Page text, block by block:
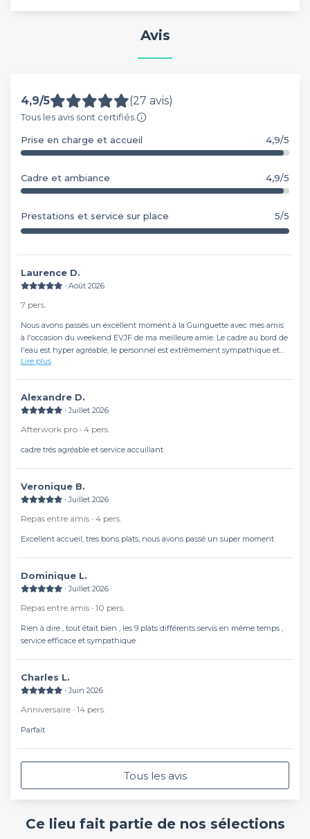
Avis
4,9/5 (27 avis)
Tous les avis sont certifiés.
Prise en charge et accueil 4,9/5
Cadre et ambiance 4,9/5
Prestations et service sur place 5/5
Laurence D.
∙ Août 2026
7 pers.
Nous avons passés un excellent moment à la Guinguette avec mes amis
à l'occasion du weekend EVJF de ma meilleure amie. Le cadre au bord de
l'eau est hyper agréable, le personnel est extrêmement sympathique et
nous met à l'aise et les plats sont délicieux. Une adresse à retenir !!!
Lire plus
Alexandre D.
∙ Juillet 2026
Afterwork pro ∙ 4 pers.
cadre trés agréable et service accuillant
Veronique B.
∙ Juillet 2026
Repas entre amis ∙ 4 pers.
Excellent accueil, tres bons plats, nous avons passé un super moment
Dominique L.
∙ Juillet 2026
Repas entre amis ∙ 10 pers.
Rien à dire , tout était bien , les 9 plats différents servis en même temps ,
service efficace et sympathique
Charles L.
∙ Juin 2026
Anniversaire ∙ 14 pers.
Parfait
Tous les avis
Ce lieu fait partie de nos sélections